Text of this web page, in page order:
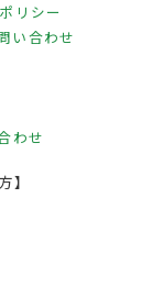
リシー
い合わせ
わせ
】